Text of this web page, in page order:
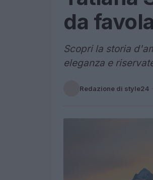
da favola
Scopri la storia
eleganza e
Redazione di style24 ·